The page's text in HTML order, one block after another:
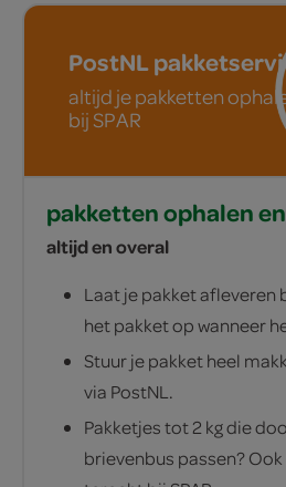
PostNL
altijd je pakketten
bij SPAR
pakketten ophalen
altijd en overal
Laat je pakket afleveren
het pakket op wanneer
Stuur je pakket heel
via PostNL.
Pakketjes tot 2 kg die
brievenbus passen?